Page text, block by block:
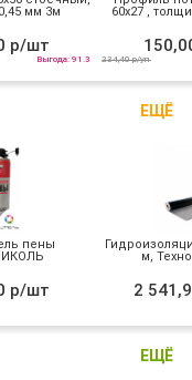
мм 3м
р/шт
Выгода: 91.3
60х27 ,
234,40 р/уп
ЕЩЁ
пены
р/шт
м,
2
ЕЩЁ